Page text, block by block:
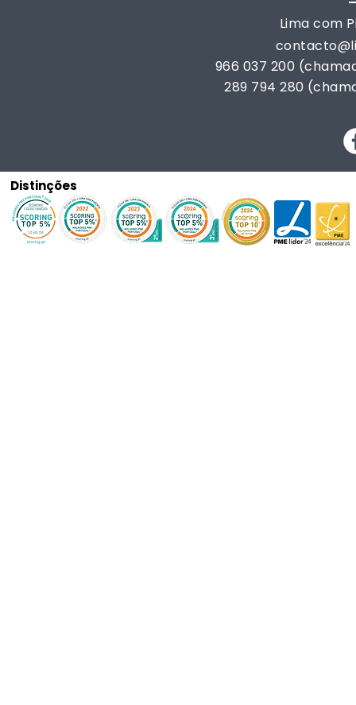
Lima com
966 037 200
289 794 280
Distinções